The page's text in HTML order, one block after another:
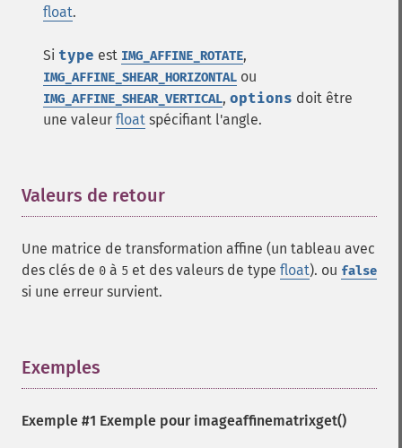
float.
Si type est IMG_AFFINE_ROTATE,
IMG_AFFINE_SHEAR_HORIZONTAL ou
IMG_AFFINE_SHEAR_VERTICAL, options doit être
une valeur float spécifiant l'angle.
Valeurs de retour
Une matrice de transformation affine (un tableau avec
des clés de 0 à 5 et des valeurs de type float). ou false
si une erreur survient.
Exemples
Exemple #1 Exemple pour imageaffinematrixget()